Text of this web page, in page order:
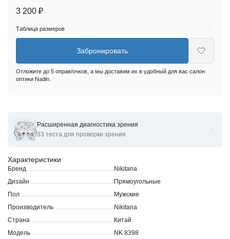
Оправы для очков корригирующих Nikitana NK8398
Характеристики
Бренд
Nikitana
Дизайн
Прямоугольные
Пол
Мужские
Производитель
Nikitana
Страна
Китай
Модель
NK 8398
3 200 ₽
Таблица размеров
Забронировать
Отложите до 5 оправ/очков, а мы доставим их в удобный для вас салон
оптики Nadin.
Расширенная диагностика зрения
33 теста для проверки зрения